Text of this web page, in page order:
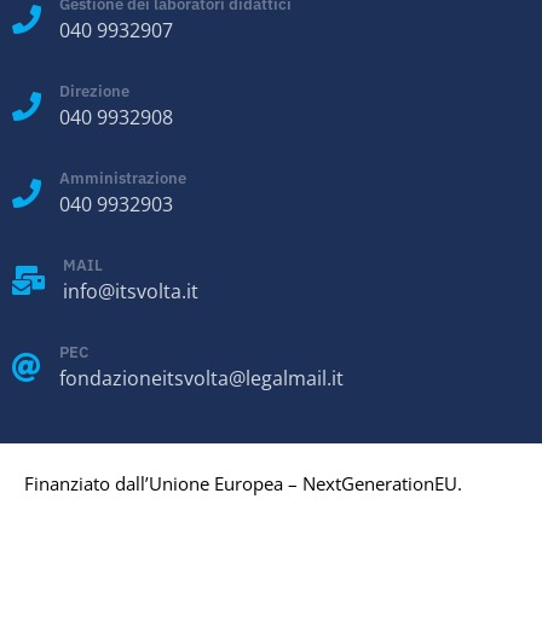
Gestione dei laboratori didattici
040 9932907
Direzione
040 9932908
Amministrazione
040 9932903
MAIL
info@itsvolta.it
PEC
fondazioneitsvolta@legalmail.it
Finanziato dall’Unione Europea – NextGenerationEU.